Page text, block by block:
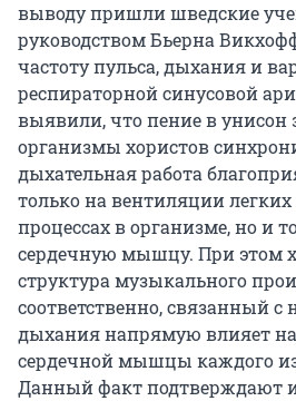
выводу пришли шведские
руководством Бьерна
частоту пульса, дыхания и
респираторной синусовой
выявили, что пение в унисон
организмы хористов
дыхательная работа
только на вентиляции
процессах в организме, но и
сердечную мышцу. При этом
структура музыкального
соответственно, связанный
дыхания напрямую влияет
сердечной мышцы каждого
Данный факт подтверждают